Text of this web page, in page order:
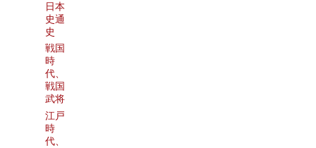
日本
史通
史
戦国
時
代、
戦国
武将
江戸
時
代、